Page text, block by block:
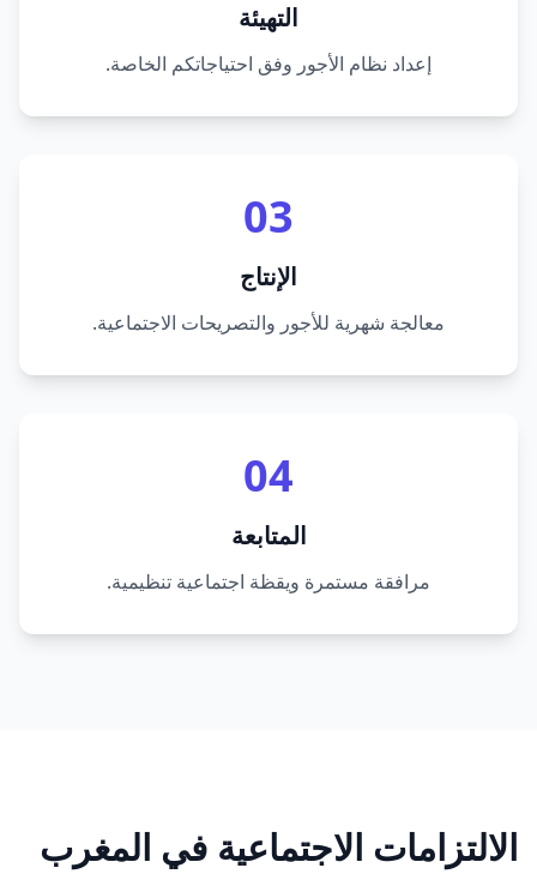
التهيئة
إعداد نظام الأجور وفق احتياجاتكم الخاصة.
03
الإنتاج
معالجة شهرية للأجور والتصريحات الاجتماعية.
04
المتابعة
مرافقة مستمرة ويقظة اجتماعية تنظيمية.
الالتزامات الاجتماعية في المغرب